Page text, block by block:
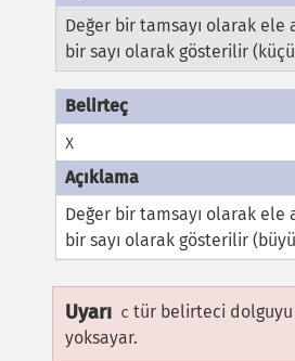
Değer bir tamsayı olarak ele
bir sayı olarak gösterilir
X
Değer bir tamsayı olarak ele
bir sayı olarak gösterilir
Uyarı c tür belirteci dolguyu
yoksayar.